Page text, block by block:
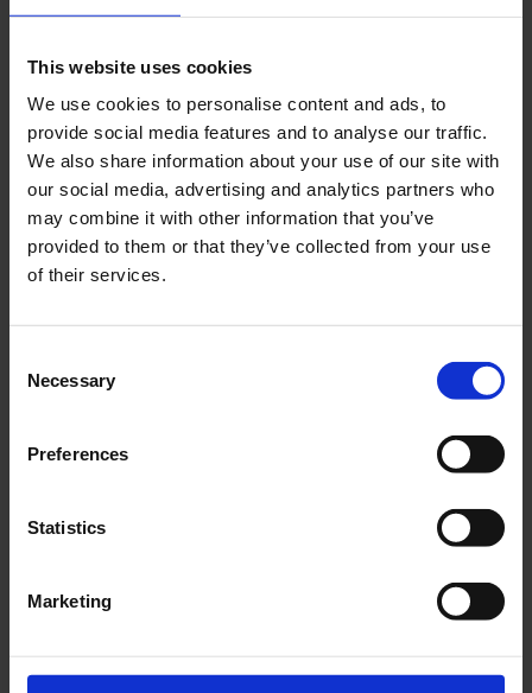
This website uses cookies
We use cookies to personalise content and ads, to
provide social media features and to analyse our traffic.
We also share information about your use of our site with
our social media, advertising and analytics partners who
may combine it with other information that you’ve
provided to them or that they’ve collected from your use
of their services.
Selection
Necessary
Preferences
Statistics
Marketing
Lo spirito inclusivo ed eclettico di Feben
autunno\inverno 2024
da Antonio Capozzoli| Feb 26, 2024|Fashion
Week
continuano il loro mecenatismo artistico ospitando
Cerca
Recent Posts